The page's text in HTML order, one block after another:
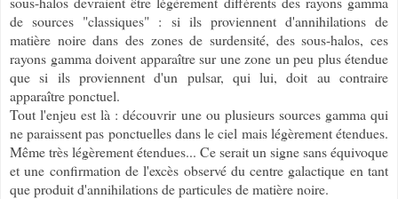
de sources "classiques" : si ils proviennent d'annihilations de
matière noire dans des zones de surdensité, des sous-halos, ces
rayons gamma doivent apparaître sur une zone un peu plus étendue
que si ils proviennent d'un pulsar, qui lui, doit au contraire
apparaître ponctuel.
Tout l'enjeu est là : découvrir une ou plusieurs sources gamma qui
ne paraissent pas ponctuelles dans le ciel mais légèrement étendues.
Même très légèrement étendues... Ce serait un signe sans équivoque
et une confirmation de l'excès observé du centre galactique en tant
que produit d'annihilations de particules de matière noire.